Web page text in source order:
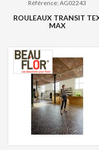
Référence: AG02243
ROULEAUX TRANSIT
MAX